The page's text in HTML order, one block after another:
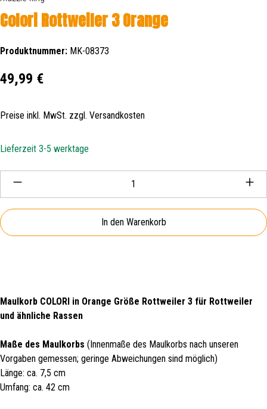
Colori Rottweiler 3 Orange
Produktnummer: MK-08373
Regulärer Preis:
49,99 €
Preise inkl. MwSt. zzgl. Versandkosten
Lieferzeit 3-5 werktage
Produkt Anzahl: Gib den gewünschten Wert ein oder
In den Warenkorb
Maulkorb COLORI in Orange Größe Rottweiler 3 für Rottweiler
und ähnliche Rassen
Maße des Maulkorbs (Innenmaße des Maulkorbs nach unseren
Vorgaben gemessen; geringe Abweichungen sind möglich)
Länge: ca. 7,5 cm
Umfang: ca. 42 cm